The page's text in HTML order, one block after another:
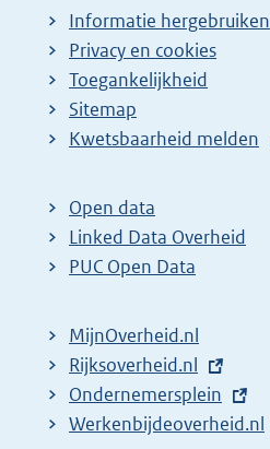
Informatie hergebruiken
Privacy en cookies
Toegankelijkheid
Sitemap
E
t
e
r
l
i
n
k
Kwetsbaarheid melden
Open data
Linked Data Overheid
PUC Open Data
MijnOverheid.nl
E
x
t
Rijksoverheid.nl
E
x
Ondernemersplein
E
Werkenbijdeoverheid.nl